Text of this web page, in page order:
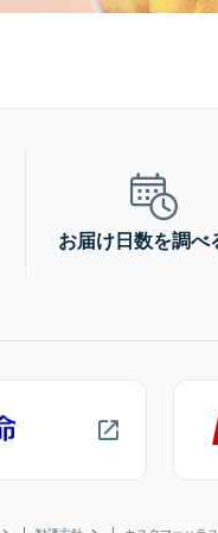
お届け日数を調べ